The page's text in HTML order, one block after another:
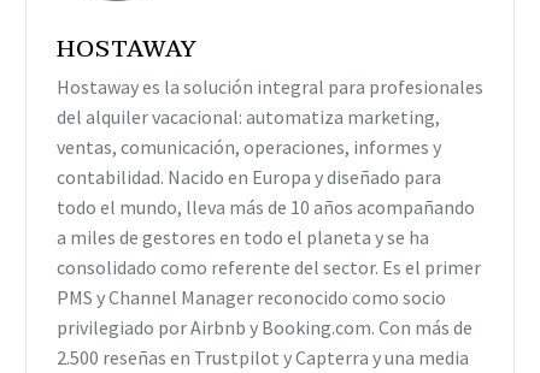
HOSTAWAY
Hostaway es la solución integral para profesionales
del alquiler vacacional: automatiza marketing,
ventas, comunicación, operaciones, informes y
contabilidad. Nacido en Europa y diseñado para
todo el mundo, lleva más de 10 años acompañando
a miles de gestores en todo el planeta y se ha
consolidado como referente del sector. Es el primer
PMS y Channel Manager reconocido como socio
privilegiado por Airbnb y Booking.com. Con más de
2.500 reseñas en Trustpilot y Capterra y una media